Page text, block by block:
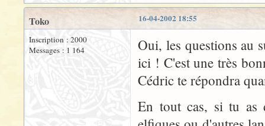
16-04-2002 18:55
Toko
Inscription : 2000
Messages : 1 164
Oui, les questions au
ici ! C'est une très
Cédric te répondra
En tout cas, si tu as